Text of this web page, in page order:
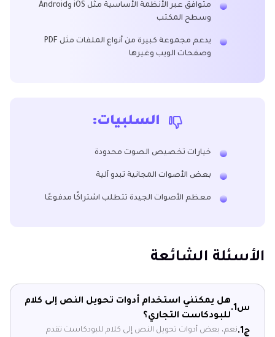
متوافق عبر الأنظمة الأساسية مثل iOS وAndroid
وسطح المكتب
يدعم مجموعة كبيرة من أنواع الملفات مثل PDF
وصفحات الويب وغيرها
السلبيات:
خيارات تخصيص الصوت محدودة
بعض الأصوات المجانية تبدو آلية
معظم الأصوات الجيدة تتطلب اشتراكًا مدفوعًا
الأسئلة الشائعة
س1.
هل يمكنني استخدام أدوات تحويل النص إلى كلام
للبودكاست التجاري؟
ج1.
نعم، بعض أدوات تحويل النص إلى كلام للبودكاست تقدم